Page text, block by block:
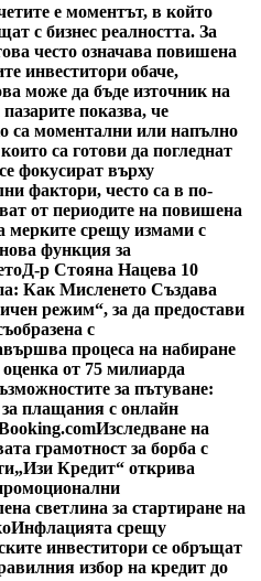
е моментът, в който
с бизнес реалността. За
често означава повишена
инвеститори обаче,
може да бъде източник на
показва, че
са моментални или напълно
са готови да погледнат
фокусират върху
фактори, често са в по-
от периодите на повишена
мерките срещу измами с
функция за
Д-р Стояна Нацева 10
Как Мисленето Създава
режим“, за да предостави
с
процеса на набиране
от 75 милиарда
за пътуване:
плащания с онлайн
Изследване на
грамотност за борба с
„Изи Кредит“ открива
светлина за стартиране на
Инфлацията срещу
инвеститори се обръщат
избор на кредит до